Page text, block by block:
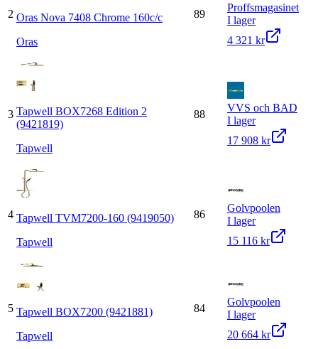
2 Oras Nova 7408 Chrome 160c/c
Oras
89
Proffsmagasinet
I lager
4 321 kr
3 Tapwell BOX7268 Edition 2
(9421819)
Tapwell
88
VVS och BAD
I lager
17 908 kr
4 Tapwell TVM7200-160 (9419050)
Tapwell
86
Golvpoolen
I lager
15 116 kr
5 Tapwell BOX7200 (9421881)
Tapwell
84
Golvpoolen
I lager
20 664 kr